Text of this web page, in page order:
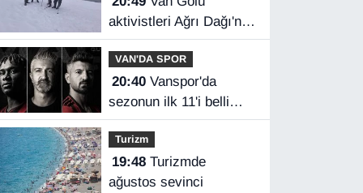
aktivistleri Ağrı Dağı'na
tırmandı
VAN'DA SPOR
20:40Vanspor'da
sezonun ilk 11'i belli
oldu!
Turizm
19:48Turizmde
ağustos sevinci